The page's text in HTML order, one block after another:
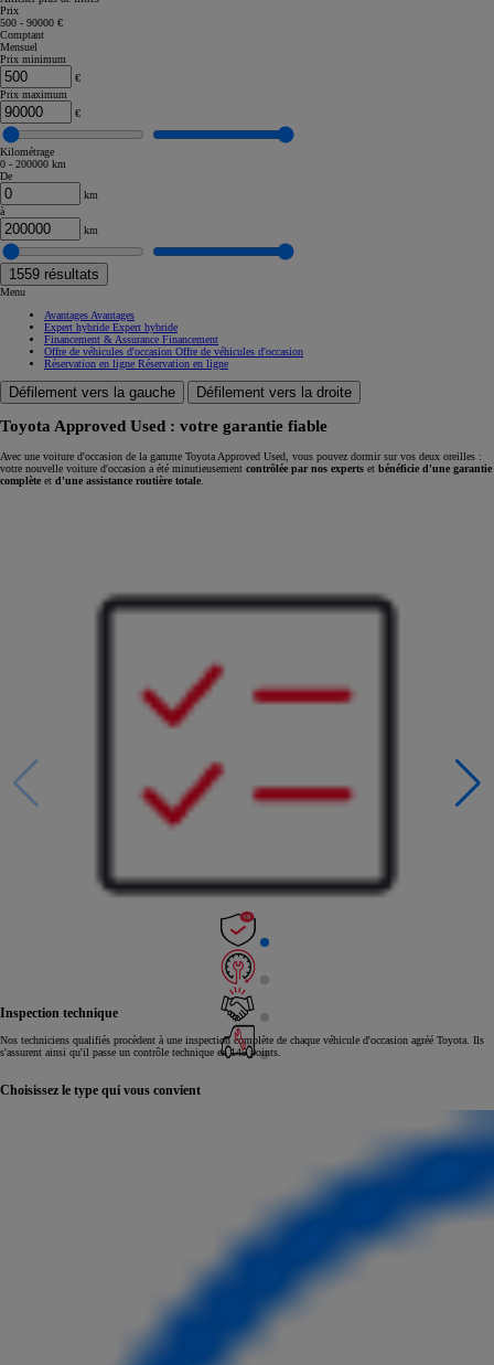
Prix
500 - 90000 €
Comptant
Mensuel
Prix minimum
€
Prix maximum
€
Kilométrage
0 - 200000 km
De
km
à
km
1559 résultats
Menu
Avantages Avantages
Expert hybride Expert hybride
Financement & Assurance Financement
Offre de véhicules d'occasion Offre de véhicules d'occasion
Réservation en ligne Réservation en ligne
Défilement vers la gauche Défilement vers la droite
Toyota Approved Used : votre garantie fiable
Avec une voiture d'occasion de la gamme Toyota Approved Used, vous pouvez dormir sur vos deux oreilles :
votre nouvelle voiture d'occasion a été minutieusement contrôlée par nos experts et bénéficie d'une garantie
complète et d'une assistance routière totale
Inspection technique
Nos techniciens qualifiés procèdent à une inspection complète de chaque véhicule d'occasion agréé Toyota. Ils
s'assurent ainsi qu'il passe un contrôle technique en 145 points.
Choisissez le type qui vous convient